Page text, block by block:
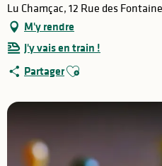
Lu Chamçac, 12 Rue des
M'y rendre
J'y vais en train !
PartagerAjouter aux favoris